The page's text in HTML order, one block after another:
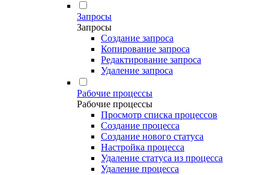
Запросы
Запросы
Создание запроса
Копирование запроса
Редактирование запроса
Удаление запроса
Рабочие процессы
Рабочие процессы
Просмотр списка процессов
Создание процесса
Создание нового статуса
Настройка процесса
Удаление статуса из процесса
Удаление процесса